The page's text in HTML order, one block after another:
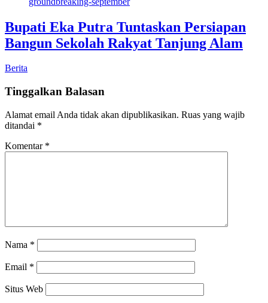
Bupati Eka Putra Tuntaskan Persiapan
Bangun Sekolah Rakyat Tanjung Alam
Berita
Tinggalkan Balasan
Alamat email Anda tidak akan dipublikasikan. Ruas yang wajib
ditandai *
Komentar *
Nama *
Email *
Situs Web